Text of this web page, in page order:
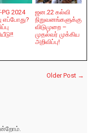
PG 2024
எப்போது?
ஜன.22 கல்வி
நிறுவனங்களுக்கு
விடுமுறை –
முதல்வர் முக்கிய
அறிவிப்பு!
Older Post →